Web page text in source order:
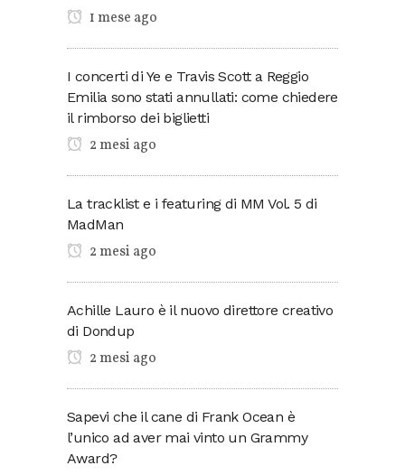
1 mese ago
I concerti di Ye e Travis Scott a Reggio
Emilia sono stati annullati: come chiedere
il rimborso dei biglietti
2 mesi ago
La tracklist e i featuring di MM Vol. 5 di
MadMan
2 mesi ago
Achille Lauro è il nuovo direttore creativo
di Dondup
2 mesi ago
Sapevi che il cane di Frank Ocean è
l’unico ad aver mai vinto un Grammy
Award?